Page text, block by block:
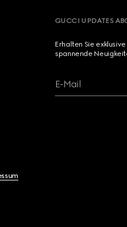
GUCCI UPDATES
Erhalten Sie
spannende
E-Mail